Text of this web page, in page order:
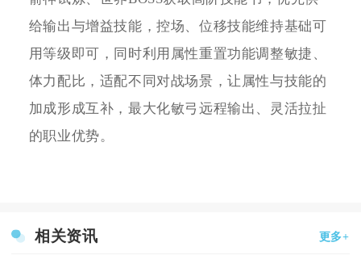
给输出与增益技能，控场、位移技能维持基础可
用等级即可，同时利用属性重置功能调整敏捷、
体力配比，适配不同对战场景，让属性与技能的
加成形成互补，最大化敏弓远程输出、灵活拉扯
的职业优势。
相关资讯 更多+